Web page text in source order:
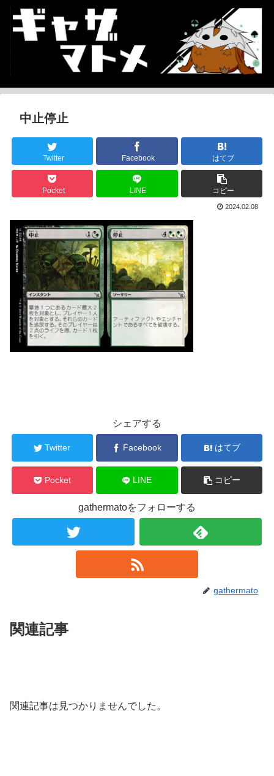
中止停止
Twitter Facebook はてブ
Pocket LINE コピー
2024.02.08
シェアする
Twitter Facebook はてブ
Pocket LINE コピー
gathermatoをフォローする
gathermato
関連記事
関連記事は見つかりませんでした。